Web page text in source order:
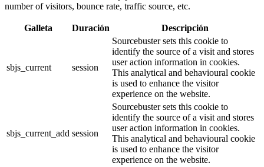
number of visitors, bounce rate, traffic source, etc.
Galleta Duración Descripción
sbjs_current session
Sourcebuster sets this cookie to
identify the source of a visit and stores
user action information in cookies.
This analytical and behavioural cookie
is used to enhance the visitor
experience on the website.
sbjs_current_add session
Sourcebuster sets this cookie to
identify the source of a visit and stores
user action information in cookies.
This analytical and behavioural cookie
is used to enhance the visitor
experience on the website.